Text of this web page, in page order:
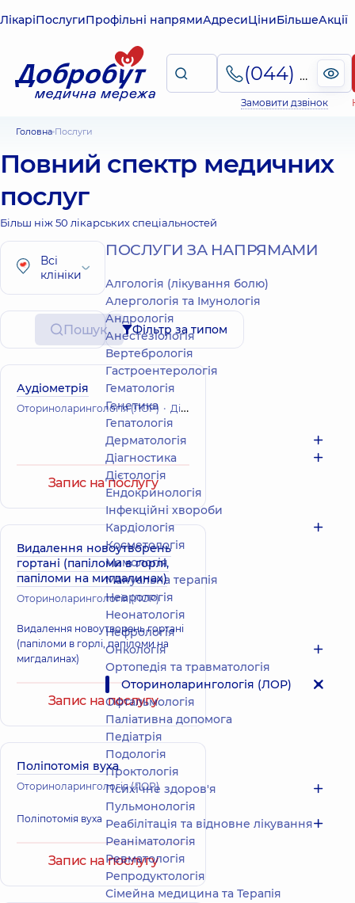
ЛікаріПослугиПрофільні напрямиАдресиЦіниБільшеАкції
(044) 495-2-888
Замовити дзвінок
Головна Послуги
Повний спектр медичних
послуг
Більш ніж 50 лікарських спеціальностей
Всі
клініки
Пошук Фільтр за типом
Аудіометрія
Оториноларингологія (ЛОР) Діагностика
Запис на послугу
Видалення новоутворень
гортані (папіломи в горлі,
папіломи на мигдалинах)
Оториноларингологія (ЛОР)
Видалення новоутворень гортані
(папіломи в горлі, папіломи на
мигдалинах)
Запис на послугу
Поліпотомія вуха
Оториноларингологія (ЛОР)
Поліпотомія вуха
Запис на послугу
ПОСЛУГИ ЗА НАПРЯМАМИ
Алгологія (лікування болю)
Алергологія та Імунологія
Андрологія
Анестезіологія
Вертебрологія
Гастроентерологія
Гематологія
Генетика
Гепатологія
Дерматологія
Діагностика
Дієтологія
Ендокринологія
Інфекційні хвороби
Кардіологія
Косметологія
Мамологія
Мануальна терапія
Неврологія
Неонатологія
Нефрологія
Онкологія
Ортопедія та травматологія
Оториноларингологія (ЛОР)
Офтальмологія
Паліативна допомога
Педіатрія
Подологiя
Проктологія
Психічне здоров'я
Пульмонологія
Реабілітація та відновне лікування
Реаніматологія
Ревматологія
Репродуктологія
Сімейна медицина та Терапія